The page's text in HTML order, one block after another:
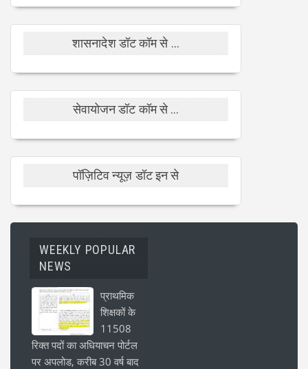
शासनादेश डॉट कॉम से ...
सेवायोजन डॉट कॉम से ...
पॉज़िटिव न्यूज़ डॉट इन से
WEEKLY POPULAR
NEWS
प्राथमिक
शिक्षकों के
11508
रिक्त पदों का अधियाचन पोर्टल
पर अपलोड, करीब 30 वर्ष बाद